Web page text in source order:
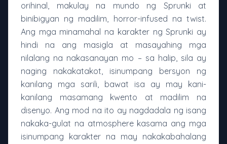
orihinal, makulay na mundo ng Sprunki at
binibigyan ng madilim, horror-infused na twist.
Ang mga minamahal na karakter ng Sprunki ay
hindi na ang masigla at masayahing mga
nilalang na nakasanayan mo – sa halip, sila ay
naging nakakatakot, isinumpang bersyon ng
kanilang mga sarili, bawat isa ay may kani-
kanilang masamang kwento at madilim na
disenyo. Ang mod na ito ay nagdadala ng isang
nakaka-gulat na atmosphere kasama ang mga
isinumpang karakter na may nakakabahalang